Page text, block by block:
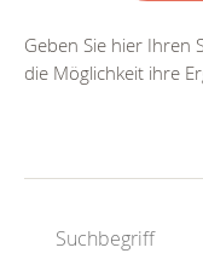
Geben Sie hier Ihren
die Möglichkeit ihre